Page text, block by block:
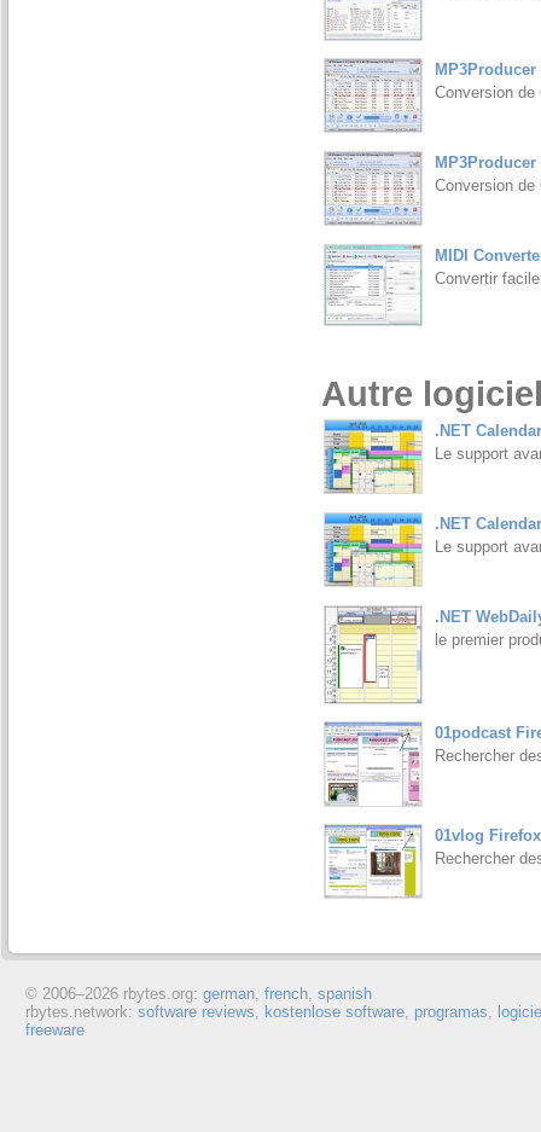
MP3Producer
Conversion de
MP3Producer
Conversion de
MIDI
Convertir
Autre
.NET
Le support
.NET
Le support
.NET
le premier
01podcast
Rechercher
01vlog
Rechercher
© 2006–2026 rbytes.org: german, french, spanish
rbytes.network: software reviews, kostenlose software, programas,
freeware